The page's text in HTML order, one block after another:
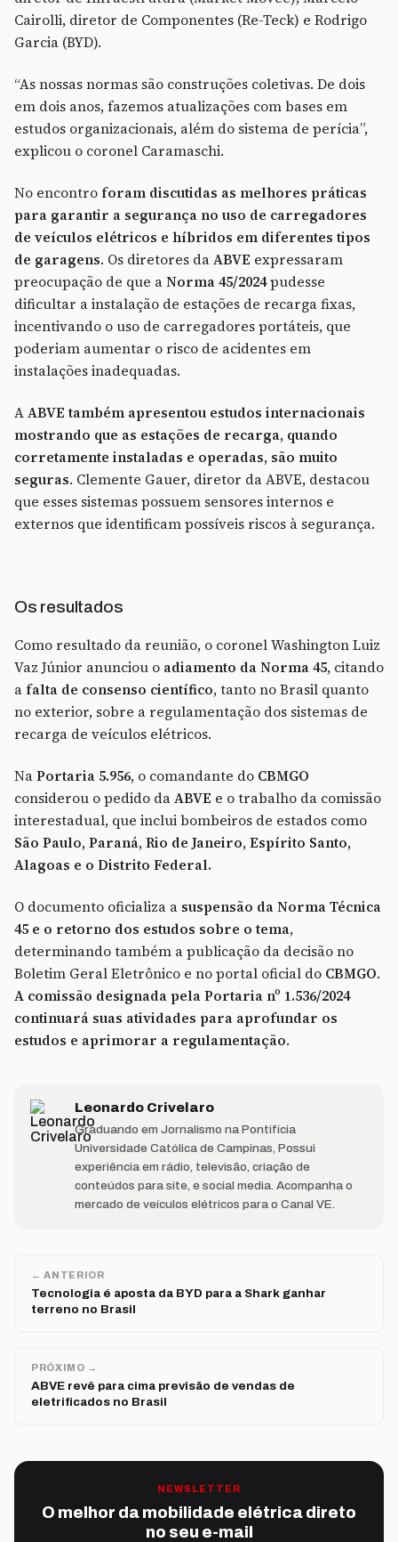
Cairolli, diretor de Componentes (Re-Teck) e Rodrigo
Garcia (BYD).
“As nossas normas são construções coletivas. De dois
em dois anos, fazemos atualizações com bases em
estudos organizacionais, além do sistema de perícia”,
explicou o coronel Caramaschi.
No encontroforam discutidas as melhores práticas
para garantir a segurança no uso de carregadores
de veículos elétricos e híbridos em diferentes tipos
de garagens. Os diretores daABVE expressaram
preocupação de que aNorma 45/2024pudesse
dificultar a instalação de estações de recarga fixas,
incentivando o uso de carregadores portáteis, que
poderiam aumentar o risco de acidentes em
instalações inadequadas.
AABVE também apresentou estudos internacionais
mostrando que as estações de recarga, quando
corretamente instaladas e operadas, são muito
seguras. Clemente Gauer, diretor da ABVE, destacou
que esses sistemas possuem sensores internos e
externos que identificam possíveis riscos à segurança.
Os resultados
Como resultado da reunião, o coronel Washington Luiz
Vaz Júnior anunciou o adiamento da Norma 45, citando
afalta de consenso científico, tanto no Brasil quanto
no exterior, sobre a regulamentação dos sistemas de
recarga de veículos elétricos.
NaPortaria 5.956, o comandante do CBMGO
considerou o pedido daABVE e o trabalho da comissão
interestadual, que inclui bombeiros de estados como
São Paulo, Paraná, Rio de Janeiro, Espírito Santo,
Alagoas e o Distrito Federal.
O documento oficializa a suspensão da Norma Técnica
45 e o retorno dos estudos sobre o tema,
determinando também a publicação da decisão no
Boletim Geral Eletrônico e no portal oficial do CBMGO.
A comissão designada pela Portaria nº 1.536/2024
continuará suas atividades para aprofundar os
estudos e aprimorar a regulamentação.
Leonardo Crivelaro
Graduando em Jornalismo na Pontifícia
Universidade Católica de Campinas, Possui
experiência em rádio, televisão, criação de
conteúdos para site, e social media. Acompanha o
mercado de veículos elétricos para o Canal VE.
← ANTERIOR
Tecnologia é aposta da BYD para a Shark ganhar
terreno no Brasil
PRÓXIMO →
ABVE revê para cima previsão de vendas de
eletrificados no Brasil
NEWSLETTER
O melhor da mobilidade elétrica direto
no seu e-mail